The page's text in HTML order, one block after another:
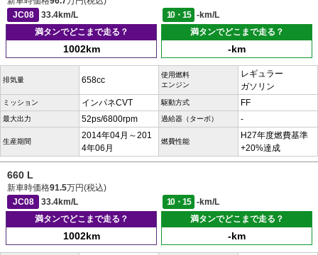
JC08
33.4km/L 10・15
-km/L
満タンでどこまで走る？
1002km
満タンでどこまで走る？
-km
排気量 658cc
使用燃料
エンジン
レギュラー
ガソリン
ミッション インパネCVT 駆動方式 FF
最大出力 52ps/6800rpm 過給器（ターボ） -
生産期間
2014年04月～201
4年06月
燃費性能
H27年度燃費基準
+20%達成
660 L
新車時価格91.5万円(税込)
JC08
33.4km/L 10・15
-km/L
満タンでどこまで走る？
1002km
満タンでどこまで走る？
-km